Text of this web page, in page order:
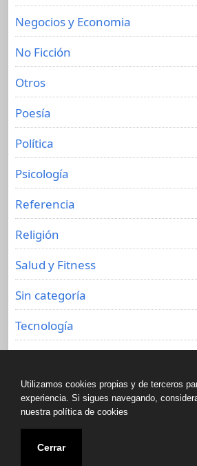
Negocios y Economia
No Ficción
Otros
Poesía
Política
Psicología
Referencia
Religión
Salud y Fitness
Sin categoría
Tecnología
Copyright © All rights
Utilizamos cookies propias y de terceros
experiencia. Si sigues navegando,
nuestra política de cookies
Cerrar